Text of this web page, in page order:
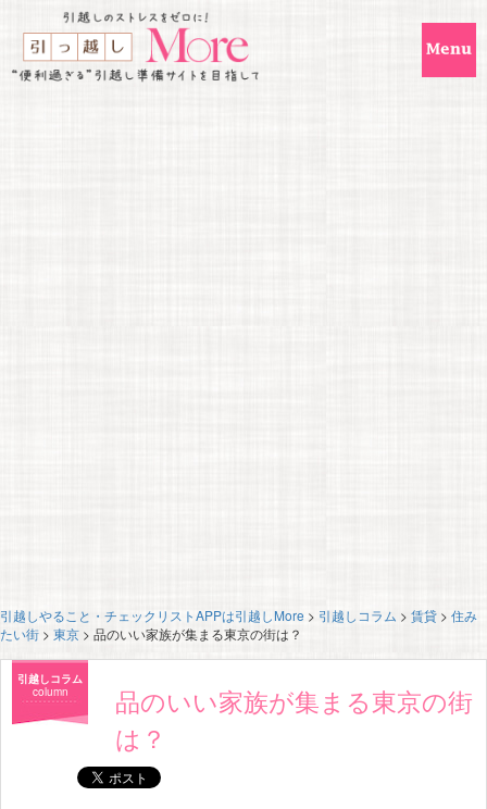
引越しやること・チェックリストAPPは引越しMore > 引越しコラム > 賃貸 > 住み
たい街 > 東京 > 品のいい家族が集まる東京の街は？
引越しコラム
column
品のいい家族が集まる東京の街
は？